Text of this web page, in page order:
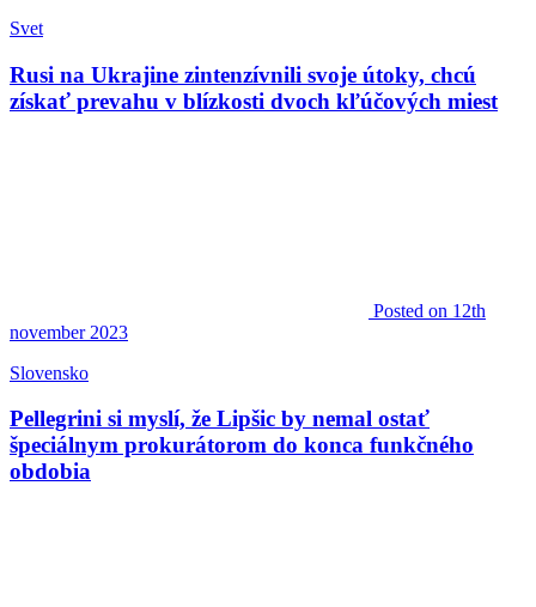
Svet
Rusi na Ukrajine zintenzívnili svoje útoky, chcú
získať prevahu v blízkosti dvoch kľúčových miest
Posted on 12th
november 2023
Slovensko
Pellegrini si myslí, že Lipšic by nemal ostať
špeciálnym prokurátorom do konca funkčného
obdobia